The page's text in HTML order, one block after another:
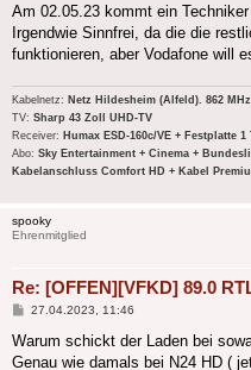
Am 02.05.23 kommt ein Techniker
Irgendwie Sinnfrei, da die die
funktionieren, aber Vodafone will
Kabelnetz: Netz Hildesheim (Alfeld). 862
TV: Sharp 43 Zoll UHD-TV
Receiver: Humax ESD-160c/VE + Festplatte 1
Abo: Sky Entertainment + Cinema +
Kabelanschluss Comfort HD + Kabel
spooky
Ehrenmitglied
Re: [OFFEN][VFKD] 89.0
Beitrag
27.04.2023, 11:46
Warum schickt der Laden bei
Genau wie damals bei N24 HD (